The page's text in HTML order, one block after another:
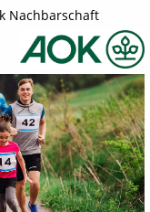
Nachbarschaft